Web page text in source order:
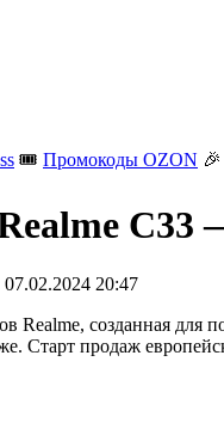
🎟️ Промокоды OZON 🎉
C33
07.02.2024 20:47
Realme, созданная для
Старт продаж